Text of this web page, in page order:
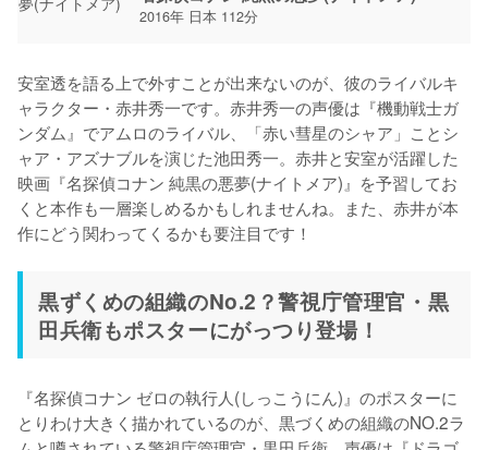
2016年 日本 112分
安室透を語る上で外すことが出来ないのが、彼のライバルキ
ャラクター・赤井秀一です。赤井秀一の声優は『機動戦士ガ
ンダム』でアムロのライバル、「赤い彗星のシャア」ことシ
ャア・アズナブルを演じた池田秀一。赤井と安室が活躍した
映画『名探偵コナン 純黒の悪夢(ナイトメア)』を予習してお
くと本作も一層楽しめるかもしれませんね。また、赤井が本
黒ずくめの組織のNo.2？警視庁管理官・黒
田兵衛もポスターにがっつり登場！
『名探偵コナン ゼロの執行人(しっこうにん)』のポスターに
とりわけ大きく描かれているのが、黒づくめの組織のNO.2ラ